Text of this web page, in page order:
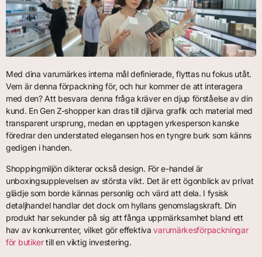
Med dina varumärkes interna mål definierade, flyttas nu fokus utåt.
Vem är denna förpackning för, och hur kommer de att interagera
med den? Att besvara denna fråga kräver en djup förståelse av din
kund. En Gen Z-shopper kan dras till djärva grafik och material med
transparent ursprung, medan en upptagen yrkesperson kanske
föredrar den understated elegansen hos en tyngre burk som känns
gedigen i handen.
Shoppingmiljön dikterar också design. För e-handel är
unboxingsupplevelsen av största vikt. Det är ett ögonblick av privat
glädje som borde kännas personlig och värd att dela. I fysisk
detaljhandel handlar det dock om hyllans genomslagskraft. Din
produkt har sekunder på sig att fånga uppmärksamhet bland ett
hav av konkurrenter, vilket gör effektivavarumärkesförpackningar
för butikertill en viktig investering.